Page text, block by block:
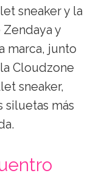
sneaker y la
y
marca, junto
Cloudzone
sneaker,
siluetas más